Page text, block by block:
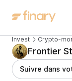
Invest Crypto-
Frontier
Suivre dans